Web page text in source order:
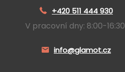
+420 511 444 930
V pracovní dny: 8:00-16:30
info@glamot.cz